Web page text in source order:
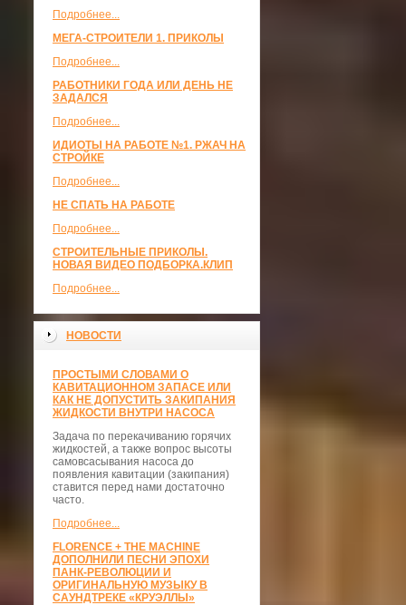
Подробнее...
МЕГА-СТРОИТЕЛИ 1. ПРИКОЛЫ
Подробнее...
РАБОТНИКИ ГОДА ИЛИ ДЕНЬ НЕ
ЗАДАЛСЯ
Подробнее...
ИДИОТЫ НА РАБОТЕ №1. РЖАЧ НА
СТРОЙКЕ
Подробнее...
НЕ СПАТЬ НА РАБОТЕ
Подробнее...
СТРОИТЕЛЬНЫЕ ПРИКОЛЫ.
НОВАЯ ВИДЕО ПОДБОРКА.КЛИП
Подробнее...
НОВОСТИ
ПРОСТЫМИ СЛОВАМИ О
КАВИТАЦИОННОМ ЗАПАСЕ ИЛИ
КАК НЕ ДОПУСТИТЬ ЗАКИПАНИЯ
ЖИДКОСТИ ВНУТРИ НАСОСА
Задача по перекачиванию горячих
жидкостей, а также вопрос высоты
самовсасывания насоса до
появления кавитации (закипания)
ставится перед нами достаточно
часто.
Подробнее...
FLORENCE + THE MACHINE
ДОПОЛНИЛИ ПЕСНИ ЭПОХИ
ПАНК-РЕВОЛЮЦИИ И
ОРИГИНАЛЬНУЮ МУЗЫКУ В
САУНДТРЕКЕ «КРУЭЛЛЫ»